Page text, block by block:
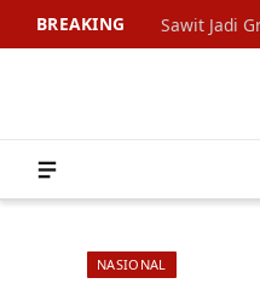
BREAKING Sawit Jadi
NASIONAL